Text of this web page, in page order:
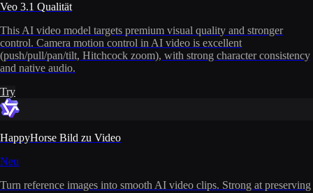
Veo 3.1 Qualität
This AI video model targets premium visual quality and stronger
control. Camera motion control in AI video is excellent
(push/pull/pan/tilt, Hitchcock zoom), with strong character consistency
and native audio.
Try
HappyHorse Bild zu Video
Neu
Turn reference images into smooth AI video clips. Strong at preserving